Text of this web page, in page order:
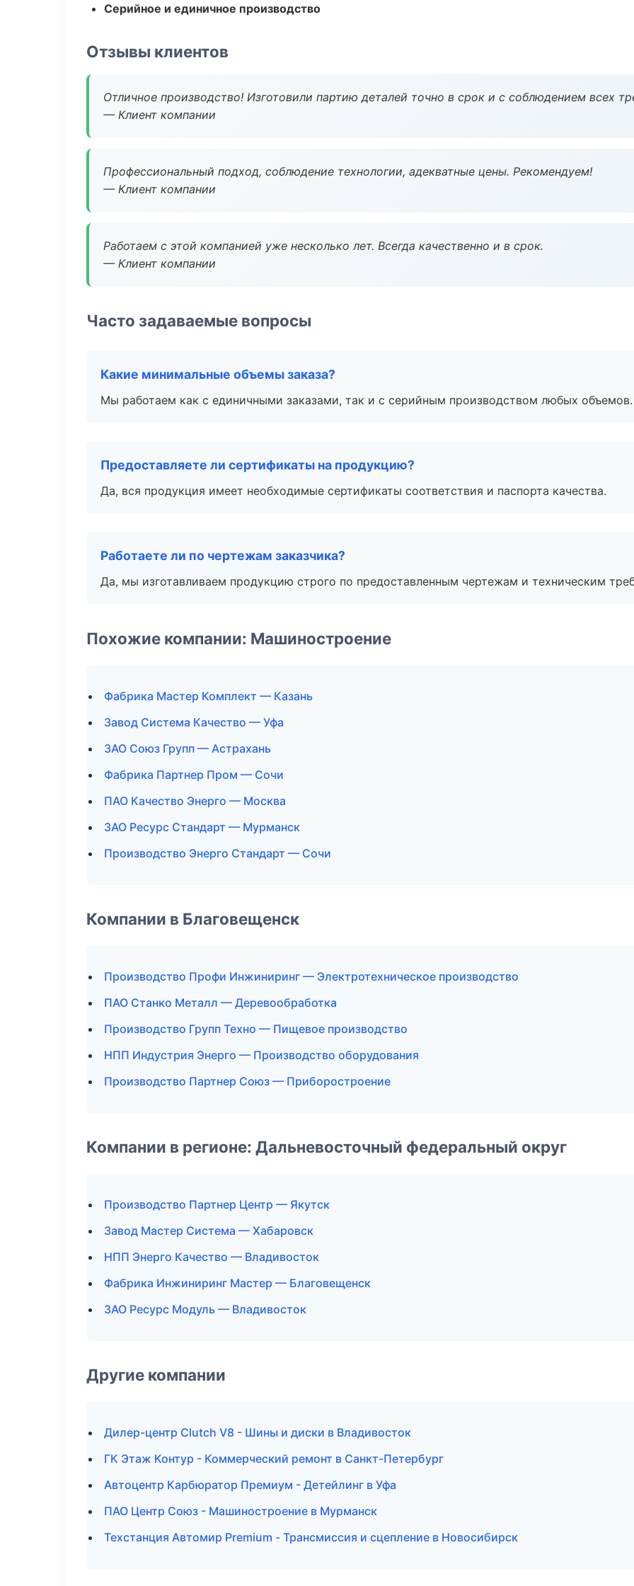
Серийное и единичное производство
Отзывы клиентов
Отличное производство! Изготовили партию деталей точно в срок и с соблюдением всех
— Клиент компании
Профессиональный подход, соблюдение технологии, адекватные цены. Рекомендуем!
— Клиент компании
Работаем с этой компанией уже несколько лет. Всегда качественно и в срок.
— Клиент компании
Часто задаваемые вопросы
Какие минимальные объемы заказа?
Мы работаем как с единичными заказами, так и с серийным производством любых объемов.
Предоставляете ли сертификаты на продукцию?
Да, вся продукция имеет необходимые сертификаты соответствия и паспорта качества.
Работаете ли по чертежам заказчика?
Да, мы изготавливаем продукцию строго по предоставленным чертежам и техническим
Похожие компании: Машиностроение
Фабрика Мастер Комплект — Казань
Завод Система Качество — Уфа
ЗАО Союз Групп — Астрахань
Фабрика Партнер Пром — Сочи
ПАО Качество Энерго — Москва
ЗАО Ресурс Стандарт — Мурманск
Производство Энерго Стандарт — Сочи
Компании в Благовещенск
Производство Профи Инжиниринг — Электротехническое производство
ПАО Станко Металл — Деревообработка
Производство Групп Техно — Пищевое производство
НПП Индустрия Энерго — Производство оборудования
Производство Партнер Союз — Приборостроение
Компании в регионе: Дальневосточный федеральный округ
Производство Партнер Центр — Якутск
Завод Мастер Система — Хабаровск
НПП Энерго Качество — Владивосток
Фабрика Инжиниринг Мастер — Благовещенск
ЗАО Ресурс Модуль — Владивосток
Другие компании
Дилер-центр Clutch V8 - Шины и диски в Владивосток
ГК Этаж Контур - Коммерческий ремонт в Санкт-Петербург
Автоцентр Карбюратор Премиум - Детейлинг в Уфа
ПАО Центр Союз - Машиностроение в Мурманск
Техстанция Автомир Premium - Трансмиссия и сцепление в Новосибирск